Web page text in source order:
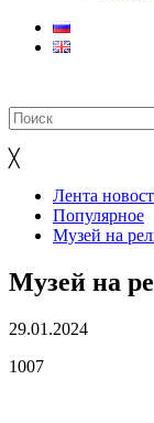
╳
Лента
Популярное
Музей на
Музей на
29.01.2024
1007